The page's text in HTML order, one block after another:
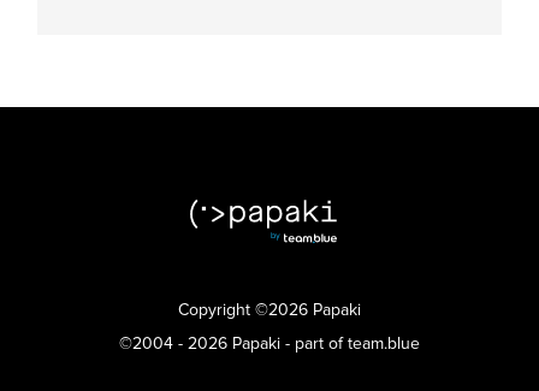
Copyright ©2026 Papaki
©2004 - 2026 Papaki - part of team.blue